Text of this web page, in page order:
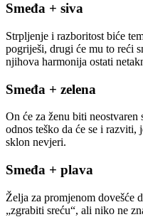
Smeđa + siva
Strpljenje i razboritost biće
pogriješi, drugi će mu to reći
njihova harmonija ostati
Smeđa + zelena
On će za ženu biti
odnos teško da će se i razviti,
sklon nevjeri.
Smeđa + plava
Želja za promjenom dovešće
„zgrabiti sreću“, ali niko ne